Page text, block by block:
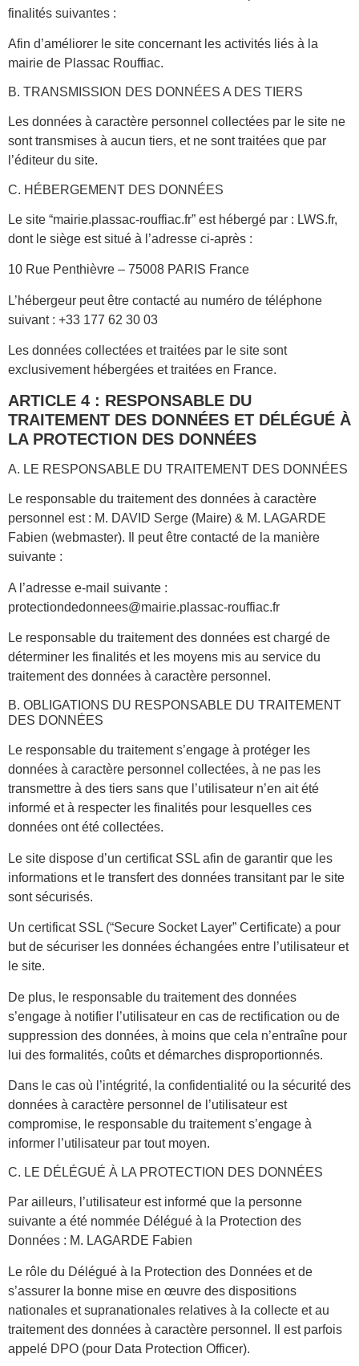
finalités suivantes :
Afin d’améliorer le site concernant les activités liés à la
mairie de Plassac Rouffiac.
B. TRANSMISSION DES DONNÉES A DES TIERS
Les données à caractère personnel collectées par le site ne
sont transmises à aucun tiers, et ne sont traitées que par
l’éditeur du site.
C. HÉBERGEMENT DES DONNÉES
Le site “mairie.plassac-rouffiac.fr” est hébergé par : LWS.fr,
dont le siège est situé à l’adresse ci-après :
10 Rue Penthièvre – 75008 PARIS France
L’hébergeur peut être contacté au numéro de téléphone
suivant : +33 177 62 30 03
Les données collectées et traitées par le site sont
exclusivement hébergées et traitées en France.
ARTICLE 4 : RESPONSABLE DU
TRAITEMENT DES DONNÉES ET DÉLÉGUÉ À
LA PROTECTION DES DONNÉES
A. LE RESPONSABLE DU TRAITEMENT DES DONNÉES
Le responsable du traitement des données à caractère
personnel est : M. DAVID Serge (Maire) & M. LAGARDE
Fabien (webmaster). Il peut être contacté de la manière
suivante :
A l’adresse e-mail suivante :
protectiondedonnees@mairie.plassac-rouffiac.fr
Le responsable du traitement des données est chargé de
déterminer les finalités et les moyens mis au service du
traitement des données à caractère personnel.
B. OBLIGATIONS DU RESPONSABLE DU TRAITEMENT
DES DONNÉES
Le responsable du traitement s’engage à protéger les
données à caractère personnel collectées, à ne pas les
transmettre à des tiers sans que l’utilisateur n’en ait été
informé et à respecter les finalités pour lesquelles ces
données ont été collectées.
Le site dispose d’un certificat SSL afin de garantir que les
informations et le transfert des données transitant par le site
sont sécurisés.
Un certificat SSL (“Secure Socket Layer” Certificate) a pour
but de sécuriser les données échangées entre l’utilisateur et
le site.
De plus, le responsable du traitement des données
s’engage à notifier l’utilisateur en cas de rectification ou de
suppression des données, à moins que cela n’entraîne pour
lui des formalités, coûts et démarches disproportionnés.
Dans le cas où l’intégrité, la confidentialité ou la sécurité des
données à caractère personnel de l’utilisateur est
compromise, le responsable du traitement s’engage à
informer l’utilisateur par tout moyen.
C. LE DÉLÉGUÉ À LA PROTECTION DES DONNÉES
Par ailleurs, l’utilisateur est informé que la personne
suivante a été nommée Délégué à la Protection des
Données : M. LAGARDE Fabien
Le rôle du Délégué à la Protection des Données et de
s’assurer la bonne mise en œuvre des dispositions
nationales et supranationales relatives à la collecte et au
traitement des données à caractère personnel. Il est parfois
appelé DPO (pour Data Protection Officer).